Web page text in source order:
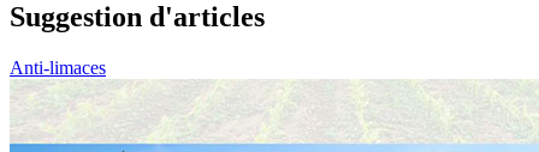
Suggestion d'articles
Anti-limaces